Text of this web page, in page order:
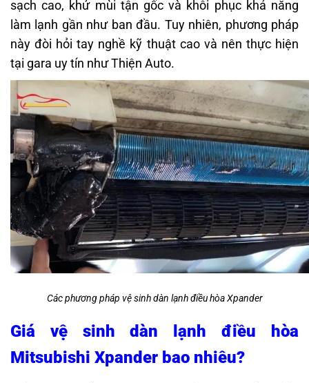
sạch cao, khử mùi tận gốc và khôi phục khả năng
làm lạnh gần như ban đầu. Tuy nhiên, phương pháp
này đòi hỏi tay nghề kỹ thuật cao và nên thực hiện
tại gara uy tín như Thiện Auto.
Các phương pháp vệ sinh dàn lạnh điều hòa Xpander
Giá vệ sinh dàn lạnh điều hòa
Mitsubishi Xpander bao nhiêu?